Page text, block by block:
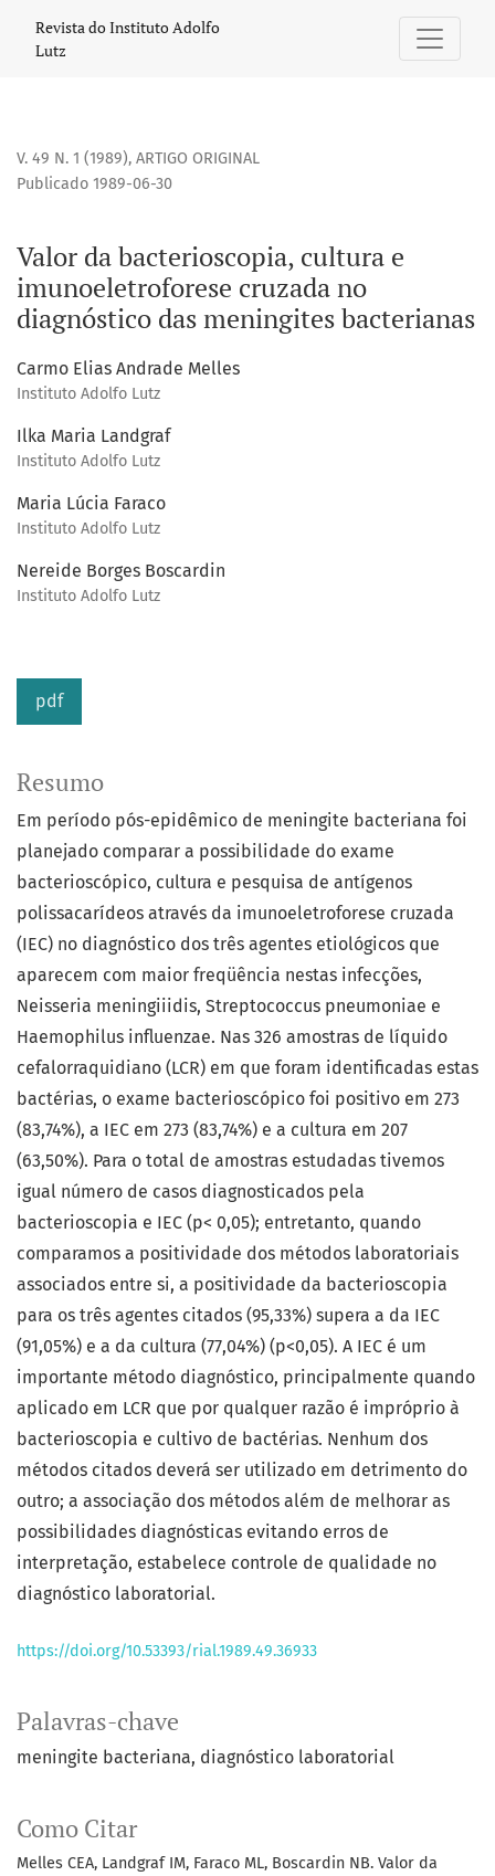
Valor da bacterioscopia, cultura e imunoeletroforese
Revista do Instituto Adolfo
Lutz
V. 49 N. 1 (1989), ARTIGO ORIGINAL
Valor da bacterioscopia, cultura e
imunoeletroforese cruzada no
diagnóstico das meningites bacterianas
Publicado 1989-06-30
Carmo Elias Andrade Melles
Instituto Adolfo Lutz
Ilka Maria Landgraf
Instituto Adolfo Lutz
Maria Lúcia Faraco
Instituto Adolfo Lutz
Nereide Borges Boscardin
Instituto Adolfo Lutz
pdf
Palavras-chave
meningite bacteriana, diagnóstico laboratorial
Como Citar
Melles CEA, Landgraf IM, Faraco ML, Boscardin NB. Valor da
Resumo
Em período pós-epidêmico de meningite bacteriana foi
planejado comparar a possibilidade do exame
bacterioscópico, cultura e pesquisa de antígenos
polissacarídeos através da imunoeletroforese cruzada
(IEC) no diagnóstico dos três agentes etiológicos que
aparecem com maior freqüência nestas infecções,
Neisseria meningiiidis, Streptococcus pneumoniae e
Haemophilus influenzae. Nas 326 amostras de líquido
cefalorraquidiano (LCR) em que foram identificadas estas
bactérias, o exame bacterioscópico foi positivo em 273
(83,74%), a IEC em 273 (83,74%) e a cultura em 207
(63,50%). Para o total de amostras estudadas tivemos
igual número de casos diagnosticados pela
bacterioscopia e IEC (p< 0,05); entretanto, quando
comparamos a positividade dos métodos laboratoriais
associados entre si, a positividade da bacterioscopia
para os três agentes citados (95,33%) supera a da IEC
(91,05%) e a da cultura (77,04%) (p<0,05). A IEC é um
importante método diagnóstico, principalmente quando
aplicado em LCR que por qualquer razão é impróprio à
bacterioscopia e cultivo de bactérias. Nenhum dos
métodos citados deverá ser utilizado em detrimento do
outro; a associação dos métodos além de melhorar as
possibilidades diagnósticas evitando erros de
interpretação, estabelece controle de qualidade no
diagnóstico laboratorial.
https://doi.org/10.53393/rial.1989.49.36933